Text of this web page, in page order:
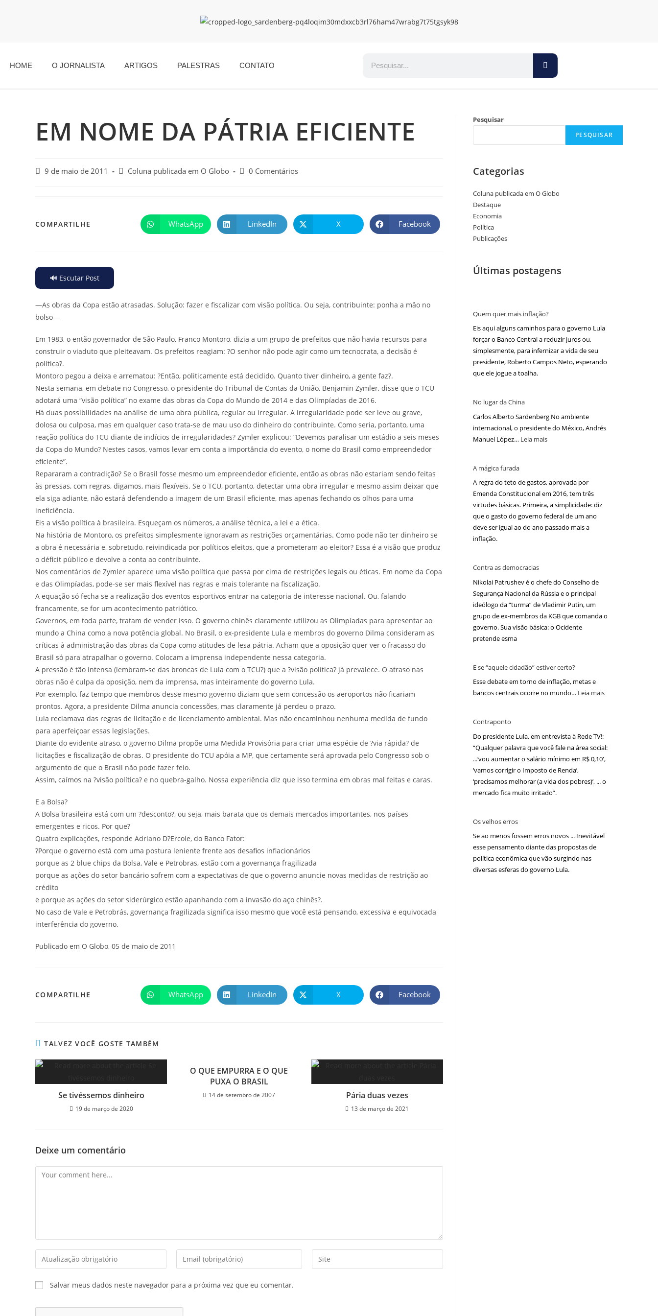
HOME O JORNALISTA ARTIGOS PALESTRAS CONTATO
EM NOME DA PÁTRIA EFICIENTE
9 de maio de 2011 Coluna publicada em O Globo 0 Comentários
COMPARTILHE WhatsApp LinkedIn X Facebook
🔊 Escutar Post
—As obras da Copa estão atrasadas. Solução: fazer e fiscalizar com visão política. Ou seja, contribuinte: ponha a mâo no
bolso—
Em 1983, o então governador de São Paulo, Franco Montoro, dizia a um grupo de prefeitos que não havia recursos para
construir o viaduto que pleiteavam. Os prefeitos reagiam: ?O senhor não pode agir como um tecnocrata, a decisão é
política?.
Montoro pegou a deixa e arrematou: ?Então, politicamente está decidido. Quanto tiver dinheiro, a gente faz?.
Nesta semana, em debate no Congresso, o presidente do Tribunal de Contas da União, Benjamin Zymler, disse que o TCU
adotará uma “visão política” no exame das obras da Copa do Mundo de 2014 e das Olimpíadas de 2016.
Há duas possibilidades na análise de uma obra pública, regular ou irregular. A irregularidade pode ser leve ou grave,
dolosa ou culposa, mas em qualquer caso trata-se de mau uso do dinheiro do contribuinte. Como seria, portanto, uma
reação política do TCU diante de indícios de irregularidades? Zymler explicou: “Devemos paralisar um estádio a seis meses
da Copa do Mundo? Nestes casos, vamos levar em conta a importância do evento, o nome do Brasil como empreendedor
eficiente”.
Repararam a contradição? Se o Brasil fosse mesmo um empreendedor eficiente, então as obras não estariam sendo feitas
às pressas, com regras, digamos, mais flexíveis. Se o TCU, portanto, detectar uma obra irregular e mesmo assim deixar que
ela siga adiante, não estará defendendo a imagem de um Brasil eficiente, mas apenas fechando os olhos para uma
ineficiência.
Eis a visão política à brasileira. Esqueçam os números, a análise técnica, a lei e a ética.
Na história de Montoro, os prefeitos simplesmente ignoravam as restrições orçamentárias. Como pode não ter dinheiro se
a obra é necessária e, sobretudo, reivindicada por políticos eleitos, que a prometeram ao eleitor? Essa é a visão que produz
o déficit público e devolve a conta ao contribuinte.
Nos comentários de Zymler aparece uma visão política que passa por cima de restrições legais ou éticas. Em nome da Copa
e das Olimpíadas, pode-se ser mais flexível nas regras e mais tolerante na fiscalização.
A equação só fecha se a realização dos eventos esportivos entrar na categoria de interesse nacional. Ou, falando
francamente, se for um acontecimento patriótico.
Governos, em toda parte, tratam de vender isso. O governo chinês claramente utilizou as Olimpíadas para apresentar ao
mundo a China como a nova potência global. No Brasil, o ex-presidente Lula e membros do governo Dilma consideram as
críticas à administração das obras da Copa como atitudes de lesa pátria. Acham que a oposição quer ver o fracasso do
Brasil só para atrapalhar o governo. Colocam a imprensa independente nessa categoria.
A pressão é tão intensa (lembram-se das broncas de Lula com o TCU?) que a ?visão política? já prevalece. O atraso nas
obras não é culpa da oposição, nem da imprensa, mas inteiramente do governo Lula.
Por exemplo, faz tempo que membros desse mesmo governo diziam que sem concessão os aeroportos não ficariam
prontos. Agora, a presidente Dilma anuncia concessões, mas claramente já perdeu o prazo.
Lula reclamava das regras de licitação e de licenciamento ambiental. Mas não encaminhou nenhuma medida de fundo
para aperfeiçoar essas legislações.
Diante do evidente atraso, o governo Dilma propõe uma Medida Provisória para criar uma espécie de ?via rápida? de
licitações e fiscalização de obras. O presidente do TCU apóia a MP, que certamente será aprovada pelo Congresso sob o
argumento de que o Brasil não pode fazer feio.
Assim, caímos na ?visão política? e no quebra-galho. Nossa experiência diz que isso termina em obras mal feitas e caras.
E a Bolsa?
A Bolsa brasileira está com um ?desconto?, ou seja, mais barata que os demais mercados importantes, nos países
emergentes e ricos. Por que?
Quatro explicações, responde Adriano D?Ercole, do Banco Fator:
?Porque o governo está com uma postura leniente frente aos desafios inflacionários
porque as 2 blue chips da Bolsa, Vale e Petrobras, estão com a governança fragilizada
porque as ações do setor bancário sofrem com a expectativas de que o governo anuncie novas medidas de restrição ao
crédito
e porque as ações do setor siderúrgico estão apanhando com a invasão do aço chinês?.
No caso de Vale e Petrobrás, governança fragilizada significa isso mesmo que você está pensando, excessiva e equivocada
interferência do governo.
Publicado em O Globo, 05 de maio de 2011
COMPARTILHE WhatsApp LinkedIn X Facebook
TALVEZ VOCÊ GOSTE TAMBÉM
Se tivéssemos dinheiro
19 de março de 2020
O QUE EMPURRA E O QUE
PUXA O BRASIL
14 de setembro de 2007 Pária duas vezes
13 de março de 2021
Deixe um comentário
Salvar meus dados neste navegador para a próxima vez que eu comentar.
Pesquisar
PESQUISAR
Categorias
Coluna publicada em O Globo
Destaque
Economia
Política
Publicações
Últimas postagens
Quem quer mais inflação?
Eis aqui alguns caminhos para o governo Lula
forçar o Banco Central a reduzir juros ou,
simplesmente, para infernizar a vida de seu
presidente, Roberto Campos Neto, esperando
que ele jogue a toalha.
No lugar da China
Carlos Alberto Sardenberg No ambiente
internacional, o presidente do México, Andrés
Manuel López… Leia mais
A mágica furada
A regra do teto de gastos, aprovada por
Emenda Constitucional em 2016, tem três
virtudes básicas. Primeira, a simplicidade: diz
que o gasto do governo federal de um ano
deve ser igual ao do ano passado mais a
inflação.
Contra as democracias
Nikolai Patrushev é o chefe do Conselho de
Segurança Nacional da Rússia e o principal
ideólogo da “turma” de Vladimir Putin, um
grupo de ex-membros da KGB que comanda o
governo. Sua visão básica: o Ocidente
pretende esma
E se “aquele cidadão” estiver certo?
Esse debate em torno de inflação, metas e
bancos centrais ocorre no mundo… Leia mais
Contraponto
Do presidente Lula, em entrevista à Rede TV!:
“Qualquer palavra que você fale na área social:
...‘vou aumentar o salário mínimo em R$ 0,10′,
‘vamos corrigir o Imposto de Renda’,
‘precisamos melhorar (a vida dos pobres)’, ... o
mercado fica muito irritado”.
Os velhos erros
Se ao menos fossem erros novos ... Inevitável
esse pensamento diante das propostas de
política econômica que vão surgindo nas
diversas esferas do governo Lula.